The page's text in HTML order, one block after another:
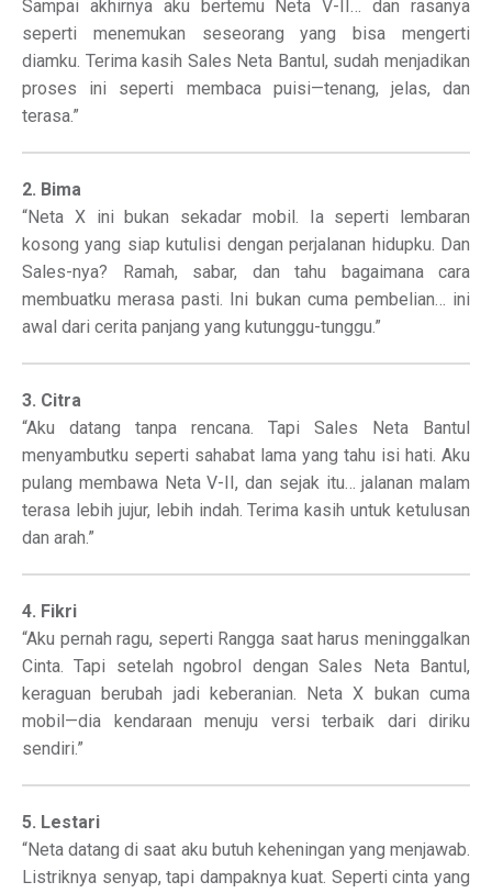
Sampai akhirnya aku bertemu Neta V-II… dan rasanya
seperti menemukan seseorang yang bisa mengerti
diamku. Terima kasih Sales Neta Bantul, sudah menjadikan
proses ini seperti membaca puisi—tenang, jelas, dan
terasa.”
2. Bima
“Neta X ini bukan sekadar mobil. Ia seperti lembaran
kosong yang siap kutulisi dengan perjalanan hidupku. Dan
Sales-nya? Ramah, sabar, dan tahu bagaimana cara
membuatku merasa pasti. Ini bukan cuma pembelian… ini
awal dari cerita panjang yang kutunggu-tunggu.”
3. Citra
“Aku datang tanpa rencana. Tapi Sales Neta Bantul
menyambutku seperti sahabat lama yang tahu isi hati. Aku
pulang membawa Neta V-II, dan sejak itu… jalanan malam
terasa lebih jujur, lebih indah. Terima kasih untuk ketulusan
dan arah.”
4. Fikri
“Aku pernah ragu, seperti Rangga saat harus meninggalkan
Cinta. Tapi setelah ngobrol dengan Sales Neta Bantul,
keraguan berubah jadi keberanian. Neta X bukan cuma
mobil—dia kendaraan menuju versi terbaik dari diriku
sendiri.”
5. Lestari
“Neta datang di saat aku butuh keheningan yang menjawab.
Listriknya senyap, tapi dampaknya kuat. Seperti cinta yang